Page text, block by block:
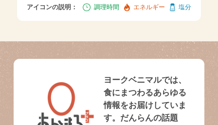
アイコンの説明： 調理時間 エネルギー 塩分
ヨークベニマルでは、
食にまつわるあらゆる
情報をお届けしていま
す。だんらんの話題